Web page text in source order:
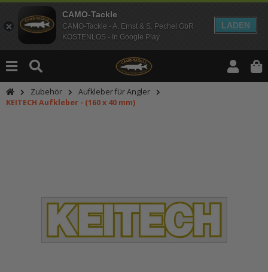
CAMO-Tackle
CAMO-Tackle - A. Ernst & S. Pechel GbR
KOSTENLOS - In Google Play
LADEN
Zubehör
Aufkleber für Angler
KEITECH Aufkleber - (160 x 40 mm)